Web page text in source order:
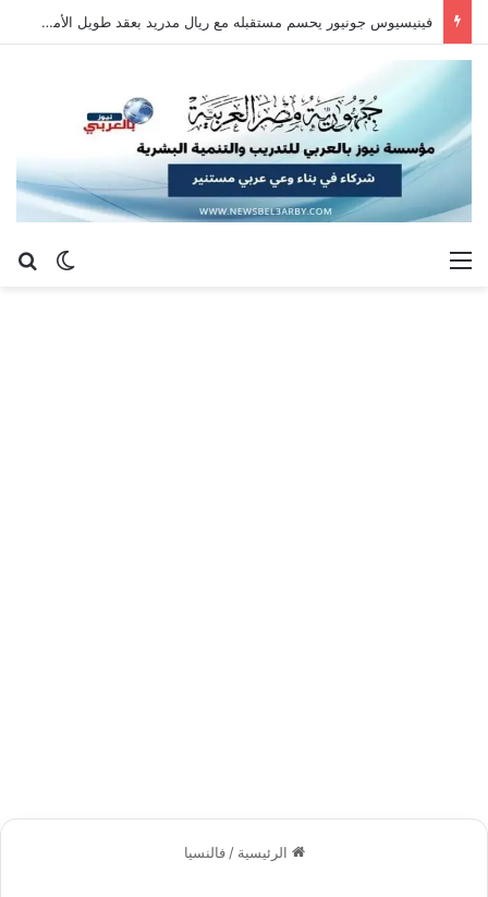
فينيسيوس جونيور يحسم مستقبله مع ريال مدريد بعقد طويل الأمد حتى 2032
الوضع القائمة
الرئيسية / فالنسيا